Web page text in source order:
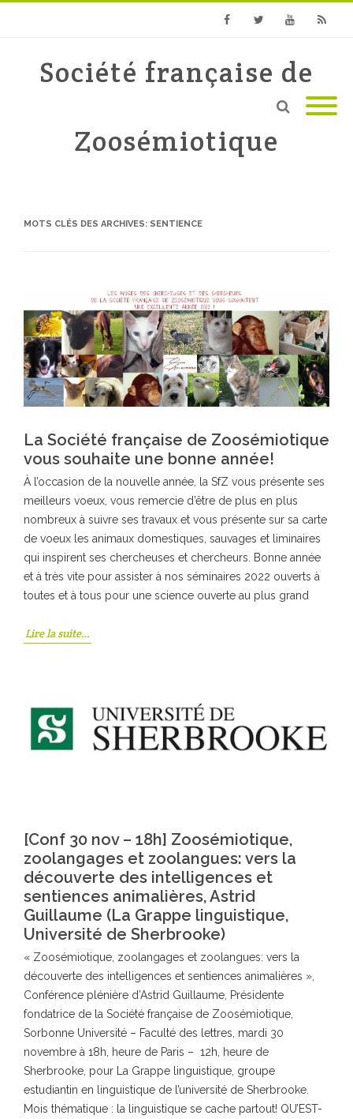
Société française de
Zoosémiotique
MOTS CLÉS DES ARCHIVES: SENTIENCE
La Société française de Zoosémiotique
vous souhaite une bonne année!
À l’occasion de la nouvelle année, la SfZ vous présente ses
meilleurs voeux, vous remercie d’être de plus en plus
nombreux à suivre ses travaux et vous présente sur sa carte
de voeux les animaux domestiques, sauvages et liminaires
qui inspirent ses chercheuses et chercheurs. Bonne année
et à très vite pour assister à nos séminaires 2022 ouverts à
toutes et à tous pour une science ouverte au plus grand
Lire la suite…
[Conf 30 nov – 18h] Zoosémiotique,
zoolangages et zoolangues: vers la
découverte des intelligences et
sentiences animalières, Astrid
Guillaume (La Grappe linguistique,
Université de Sherbrooke)
« Zoosémiotique, zoolangages et zoolangues: vers la
découverte des intelligences et sentiences animalières »,
Conférence plénière d’Astrid Guillaume, Présidente
fondatrice de la Société française de Zoosémiotique,
Sorbonne Université – Faculté des lettres, mardi 30
novembre à 18h, heure de Paris – 12h, heure de
Sherbrooke, pour La Grappe linguistique, groupe
estudiantin en linguistique de l’université de Sherbrooke.
Mois thématique : la linguistique se cache partout! QU’EST-